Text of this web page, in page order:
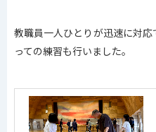
教職員一人ひとりが迅速に対
っての練習も行いました。